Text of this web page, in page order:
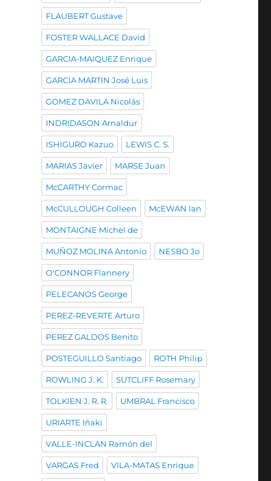
FLAUBERT Gustave
FOSTER WALLACE David
GARCIA-MAIQUEZ Enrique
GARCIA MARTIN José Luis
GOMEZ DAVILA Nicolás
INDRIDASON Arnaldur
ISHIGURO Kazuo LEWIS C. S.
MARIAS Javier MARSE Juan
McCARTHY Cormac
McCULLOUGH Colleen McEWAN Ian
MONTAIGNE Michel de
MUÑOZ MOLINA Antonio NESBO Jo
O'CONNOR Flannery
PELECANOS George
PEREZ-REVERTE Arturo
PEREZ GALDOS Benito
POSTEGUILLO Santiago ROTH Philip
ROWLING J. K. SUTCLIFF Rosemary
TOLKIEN J. R. R. UMBRAL Francisco
URIARTE Iñaki
VALLE-INCLAN Ramón del
VARGAS Fred VILA-MATAS Enrique